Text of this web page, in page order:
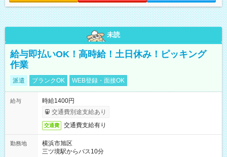
未読
給与即払いOK！高時給！土日休み！ピッキング
作業
派遣 ブランクOK WEB登録・面接OK
給与
時給1400円
交通費別途支給あり
交通費 交通費支給有り
勤務地
横浜市旭区
三ツ境駅からバス10分